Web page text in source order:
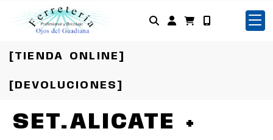
Identifícate
[TIENDA ONLINE]
[DEVOLUCIONES]
SET.ALICATE +